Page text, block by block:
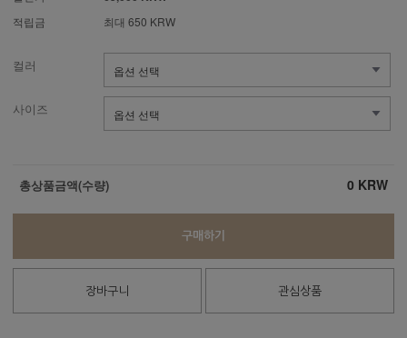
적립금 최대 650 KRW
컬러
사이즈
총상품금액(수량) 0 KRW
구매하기
장바구니 관심상품